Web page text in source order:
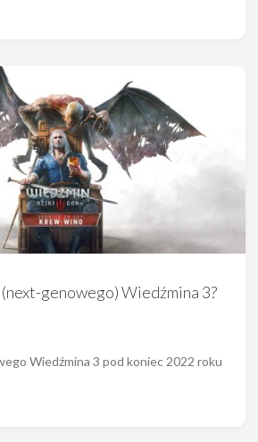
genowego) Wiedźmina 3?
Wiedźmina 3 pod koniec 2022 roku